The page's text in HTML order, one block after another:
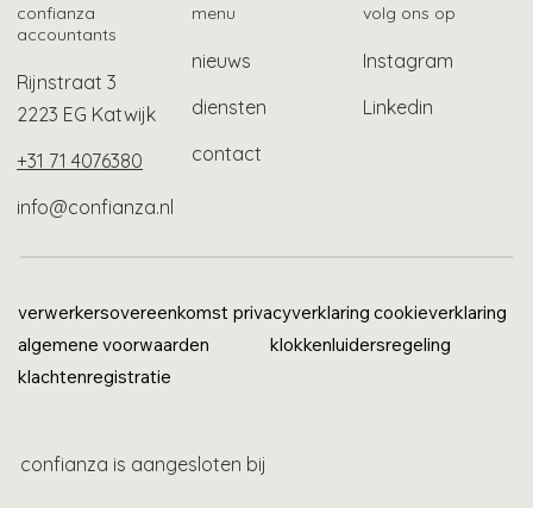
confianza
accountants
Rijnstraat 3
2223 EG Katwijk
+31 71 4076380
info@confianza.nl
menu
nieuws
diensten
contact
volg ons op
Instagram
Linkedin
verwerkersovereenkomst privacyverklaring cookieverklaring
algemene voorwaarden
klokkenluidersregeling
klachtenregistratie
confianza is aangesloten bij